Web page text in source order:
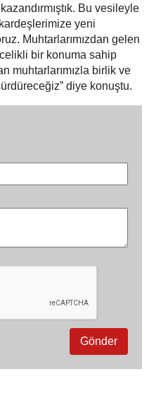
Bu vesileyle
yeni
Muhtarlarımızdan gelen
bir konuma sahip
muhtarlarımızla birlik ve
diye konuştu.